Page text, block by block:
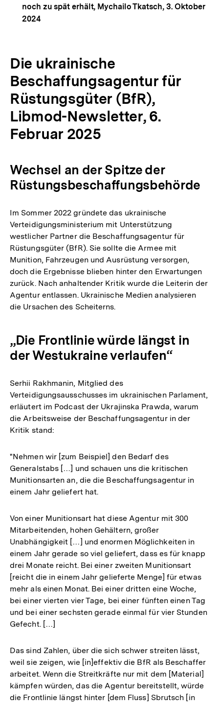
noch zu spät erhält, Mychailo Tkatsch, 3. Oktober
2024
Die ukrainische
Beschaffungsagentur für
Rüstungsgüter (BfR),
Libmod-Newsletter, 6.
Februar 2025
Wechsel an der Spitze der
Rüstungsbeschaffungsbehörde
Im Sommer 2022 gründete das ukrainische
Verteidigungsministerium mit Unterstützung
westlicher Partner die Beschaffungsagentur für
Rüstungsgüter (BfR). Sie sollte die Armee mit
Munition, Fahrzeugen und Ausrüstung versorgen,
doch die Ergebnisse blieben hinter den Erwartungen
zurück. Nach anhaltender Kritik wurde die Leiterin der
Agentur entlassen. Ukrainische Medien analysieren
die Ursachen des Scheiterns.
„Die Frontlinie würde längst in
der Westukraine verlaufen“
Serhii Rakhmanin, Mitglied des
Verteidigungsausschusses im ukrainischen Parlament,
erläutert im Podcast der Ukrajinska Prawda, warum
die Arbeitsweise der Beschaffungsagentur in der
Kritik stand:
"Nehmen wir [zum Beispiel] den Bedarf des
Generalstabs […] und schauen uns die kritischen
Munitionsarten an, die die Beschaffungsagentur in
einem Jahr geliefert hat.
Von einer Munitionsart hat diese Agentur mit 300
Mitarbeitenden, hohen Gehältern, großer
Unabhängigkeit […] und enormen Möglichkeiten in
einem Jahr gerade so viel geliefert, dass es für knapp
drei Monate reicht. Bei einer zweiten Munitionsart
[reicht die in einem Jahr gelieferte Menge] für etwas
mehr als einen Monat. Bei einer dritten eine Woche,
bei einer vierten vier Tage, bei einer fünften einen Tag
und bei einer sechsten gerade einmal für vier Stunden
Gefecht. […]
Das sind Zahlen, über die sich schwer streiten lässt,
weil sie zeigen, wie [in]effektiv die BfR als Beschaffer
arbeitet. Wenn die Streitkräfte nur mit dem [Material]
kämpfen würden, das die Agentur bereitstellt, würde
die Frontlinie längst hinter [dem Fluss] Sbrutsch [in